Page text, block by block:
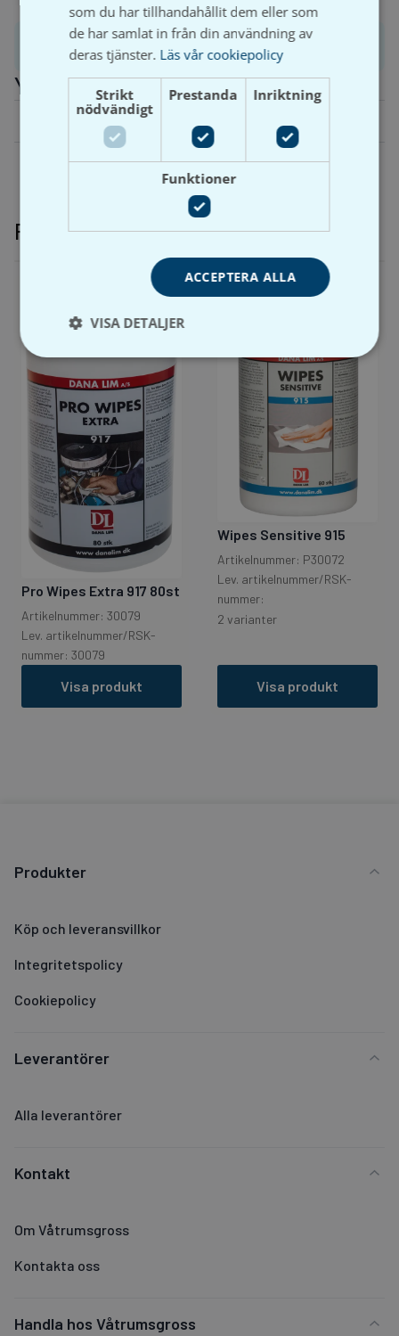
Produktinformation
Ytterligare information
Relaterade produkter
Pro Wipes Extra 917 80st
Artikelnummer: 30079
Lev. artikelnummer/RSK-
nummer: 30079
Visa produkt
Wipes Sensitive 915
Artikelnummer: P30072
Lev. artikelnummer/RSK-
nummer:
2 varianter
Visa produkt
Produkter
Köp och leveransvillkor
Integritetspolicy
Cookiepolicy
Leverantörer
Alla leverantörer
Kontakt
Om Våtrumsgross
Kontakta oss
Handla hos Våtrumsgross
som du har tillhandahållit dem eller som
de har samlat in från din användning av
deras tjänster. Läs vår cookiepolicy
Strikt
nödvändigt
Prestanda Inriktning
Funktioner
ACCEPTERA ALLA
VISA DETALJER